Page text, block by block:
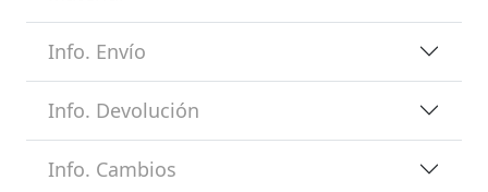
Info. Envío
Info. Devolución
Info. Cambios